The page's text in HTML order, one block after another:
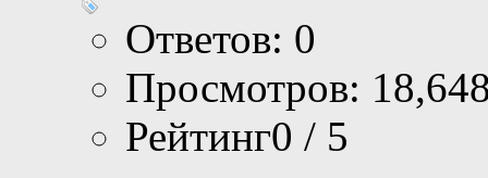
Ответов: 0
Просмотров:
Рейтинг0 / 5